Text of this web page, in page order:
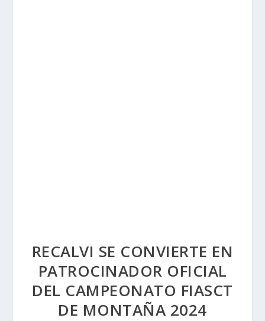
RECALVI SE CONVIERTE EN
PATROCINADOR OFICIAL
DEL CAMPEONATO FIASCT
DE MONTAÑA 2024